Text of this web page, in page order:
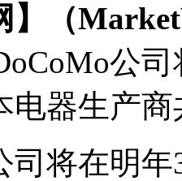
】（
公
电器生产
在明年3